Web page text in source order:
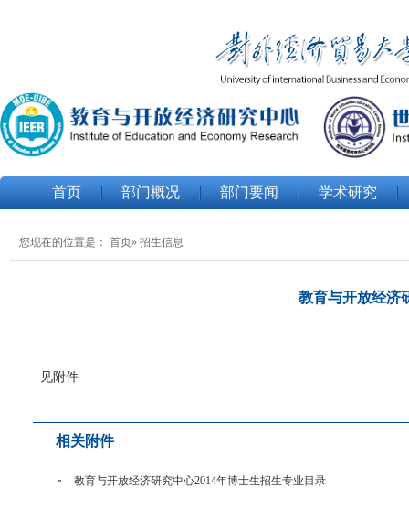
首页 部门概况 部门要闻 学术研究
您现在的位置是： 首页» 招生信息
教育与开放经济
见附件
相关附件
教育与开放经济研究中心2014年博士生招生专业目录